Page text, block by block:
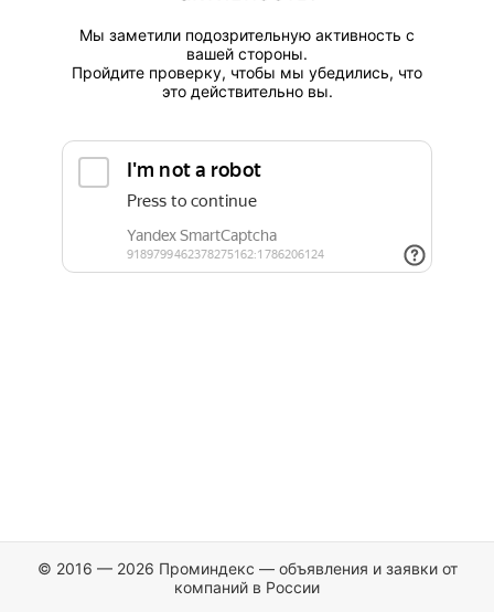
Мы заметили подозрительную активность с
вашей стороны.
Пройдите проверку, чтобы мы убедились, что
это действительно вы.
© 2016 — 2026 Проминдекс — объявления и заявки от
компаний в России